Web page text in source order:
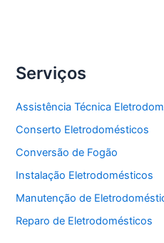
Serviços
Assistência Técnica
Conserto Eletrodomésticos
Conversão de Fogão
Instalação Eletrodomésticos
Manutenção de
Reparo de Eletrodomésticos